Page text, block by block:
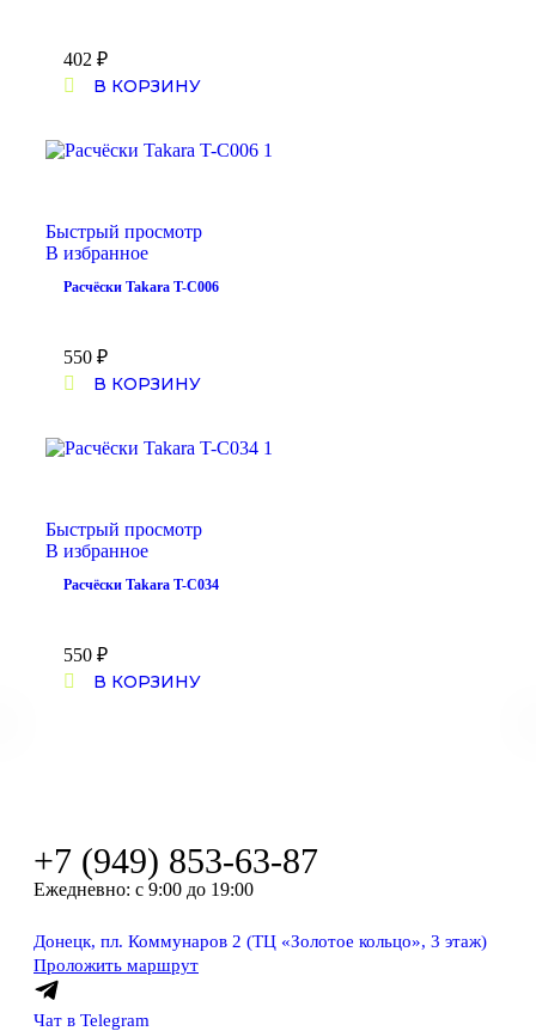
402 ₽
В КОРЗИНУ
Быстрый просмотр
В избранное
Расчёски Takara T-C006
550 ₽
В КОРЗИНУ
Быстрый просмотр
В избранное
Расчёски Takara T-C034
550 ₽
В КОРЗИНУ
+7 (949) 853-63-87
Ежедневно: с 9:00 до 19:00
Донецк, пл. Коммунаров 2 (ТЦ «Золотое кольцо», 3 этаж)
Проложить маршрут
Чат в Telegram